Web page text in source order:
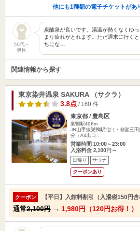
他にも1種類の電子チケットがあ
50代～
男性
炭酸泉が良いです。湯温が熱くなくゆ
まり疲れがとれます。ただ週末に行く
ちにな…
関連情報から探す
東京染井温泉 SAKURA （サクラ）
3.8点 / 160 件
東京都 / 豊島区
巣鴨駅496m
JR山手線巣鴨駅北口・都営三
分（A4出口…
営業時間 10:00～23:00
入浴料金 2,100円～
日帰り サウナ
クーポンあり
クーポン 【平日】入館料割引（入湯税150円含
通常2,100円 → 1,980円（120円お得！）